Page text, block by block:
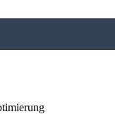
Chain